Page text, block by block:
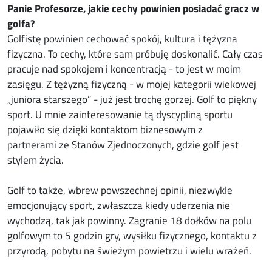
Panie Profesorze, jakie cechy powinien posiadać gracz w
golfa?
Golfistę powinien cechować spokój, kultura i tężyzna
fizyczna. To cechy, które sam próbuję doskonalić. Cały czas
pracuje nad spokojem i koncentracją - to jest w moim
zasięgu. Z tężyzną fizyczną - w mojej kategorii wiekowej
„juniora starszego” - już jest trochę gorzej. Golf to piękny
sport. U mnie zainteresowanie tą dyscypliną sportu
pojawiło się dzięki kontaktom biznesowym z
partnerami ze Stanów Zjednoczonych, gdzie golf jest
stylem życia.
Golf to także, wbrew powszechnej opinii, niezwykle
emocjonujący sport, zwłaszcza kiedy uderzenia nie
wychodzą, tak jak powinny. Zagranie 18 dołków na polu
golfowym to 5 godzin gry, wysiłku fizycznego, kontaktu z
przyrodą, pobytu na świeżym powietrzu i wielu wrażeń.